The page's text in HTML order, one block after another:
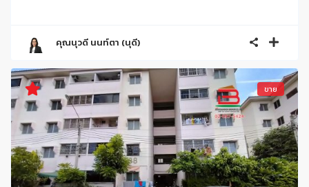
คุณนุวดี นนท์ตา (นุดี)
ขาย